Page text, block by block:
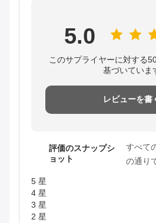
5.0
このサプライヤーに対する
基づいていま
レビューを書
評価のスナップシ
ョット
すべて
の通り
5 星
4 星
3 星
2 星